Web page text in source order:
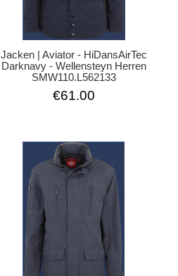
Jacken | Aviator - HiDansAirTec
Darknavy - Wellensteyn Herren
SMW110.L562133
€61.00